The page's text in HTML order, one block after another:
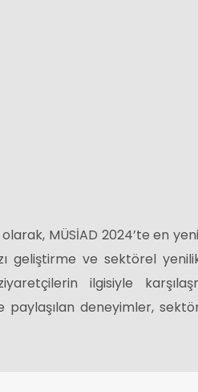
MÜSİAD 2024’te en
geliştirme ve sektörel
ilgisiyle
paylaşılan deneyimler,